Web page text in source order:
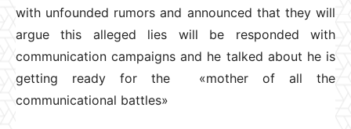
with unfounded rumors and announced that they will
argue this alleged lies will be responded with
communication campaigns and he talked about he is
getting ready for the «mother of all the
communicational battles»